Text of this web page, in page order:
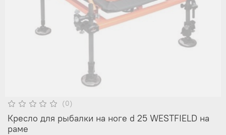
(0)
Кресло для рыбалки на ноге d 25 WESTFIELD на
раме